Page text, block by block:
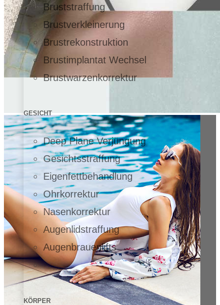
Bruststraffung
Brustverkleinerung
Brustrekonstruktion
Brustimplantat Wechsel
Brustwarzenkorrektur
GESICHT
Deep Plane Verjüngung
Gesichtsstraffung
Eigenfettbehandlung
Ohrkorrektur
Nasenkorrektur
Augenlidstraffung
Augenbrauenlifts
KÖRPER